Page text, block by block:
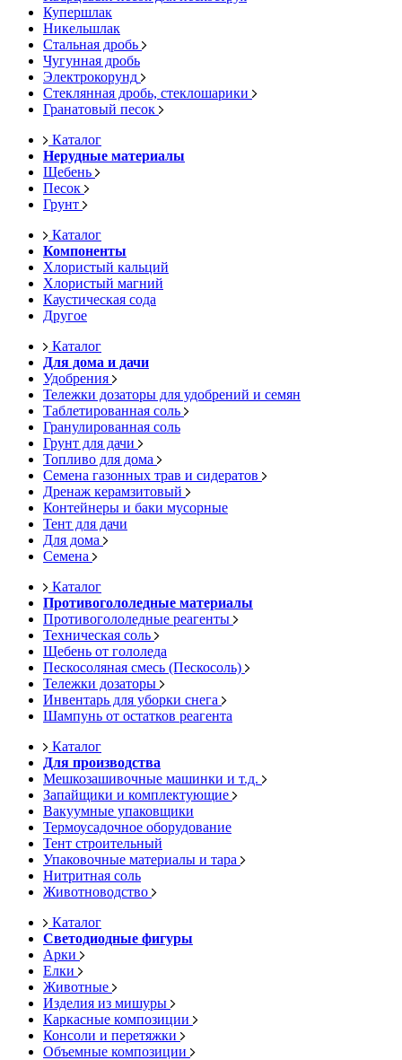
Купершлак
Никельшлак
Стальная дробь
Чугунная дробь
Электрокорунд
Стеклянная дробь, стеклошарики
Гранатовый песок
Каталог
Нерудные материалы
Щебень
Песок
Грунт
Каталог
Компоненты
Хлористый кальций
Хлористый магний
Каустическая сода
Другое
Каталог
Для дома и дачи
Удобрения
Тележки дозаторы для удобрений и семян
Таблетированная соль
Гранулированная соль
Грунт для дачи
Топливо для дома
Семена газонных трав и сидератов
Дренаж керамзитовый
Контейнеры и баки мусорные
Тент для дачи
Для дома
Семена
Каталог
Противогололедные материалы
Противогололедные реагенты
Техническая соль
Щебень от гололеда
Пескосоляная смесь (Пескосоль)
Тележки дозаторы
Инвентарь для уборки снега
Шампунь от остатков реагента
Каталог
Для производства
Мешкозашивочные машинки и т.д.
Запайщики и комплектующие
Вакуумные упаковщики
Термоусадочное оборудование
Тент строительный
Упаковочные материалы и тара
Нитритная соль
Животноводство
Каталог
Светодиодные фигуры
Арки
Елки
Животные
Изделия из мишуры
Каркасные композиции
Консоли и перетяжки
Объемные композиции